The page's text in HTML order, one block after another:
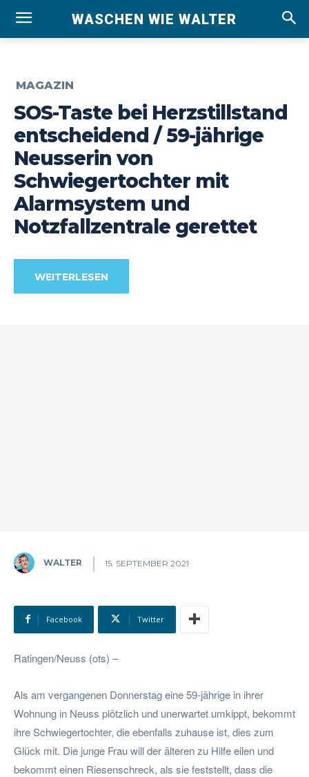
WASCHEN WIE WALTER
MAGAZIN
SOS-Taste bei Herzstillstand
entscheidend / 59-jährige
Neusserin von
Schwiegertochter mit
Alarmsystem und
Notzfallzentrale gerettet
WEITERLESEN
WALTER 15. SEPTEMBER 2021
Facebook Twitter
Ratingen/Neuss (ots) –
Als am vergangenen Donnerstag eine 59-jährige in ihrer
Wohnung in Neuss plötzlich und unerwartet umkippt, bekommt
ihre Schwiegertochter, die ebenfalls zuhause ist, dies zum
Glück mit. Die junge Frau will der älteren zu Hilfe eilen und
bekommt einen Riesenschreck, als sie feststellt, dass die